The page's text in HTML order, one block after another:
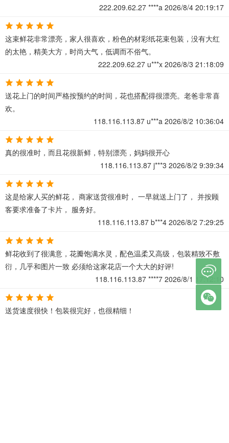
222.209.62.27 ****a 2026/8/4 20:19:17
这束鲜花非常漂亮，家人很喜欢，粉色的材彩纸花束包装，没有大红
的太艳，精美大方，时尚大气，低调而不俗气。
222.209.62.27 u***x 2026/8/3 21:18:09
送花上门的时间严格按预约的时间，花也搭配得很漂亮。老爸非常喜
欢。
118.116.113.87 u***a 2026/8/2 10:36:04
真的很准时，而且花很新鲜，特别漂亮，妈妈很开心
118.116.113.87 j***3 2026/8/2 9:39:34
这是给家人买的鲜花， 商家送货很准时， 一早就送上门了， 并按顾
客要求准备了卡片， 服务好。
118.116.113.87 b***4 2026/8/2 7:29:25
鲜花收到了很满意，花瓣饱满水灵，配色温柔又高级，包装精致不敷
衍，几乎和图片一致 必须给这家花店一个大大的好评!
118.116.113.87 ****7 2026/8/1 17:12:10
送货速度很快！包装很完好，也很精细！

